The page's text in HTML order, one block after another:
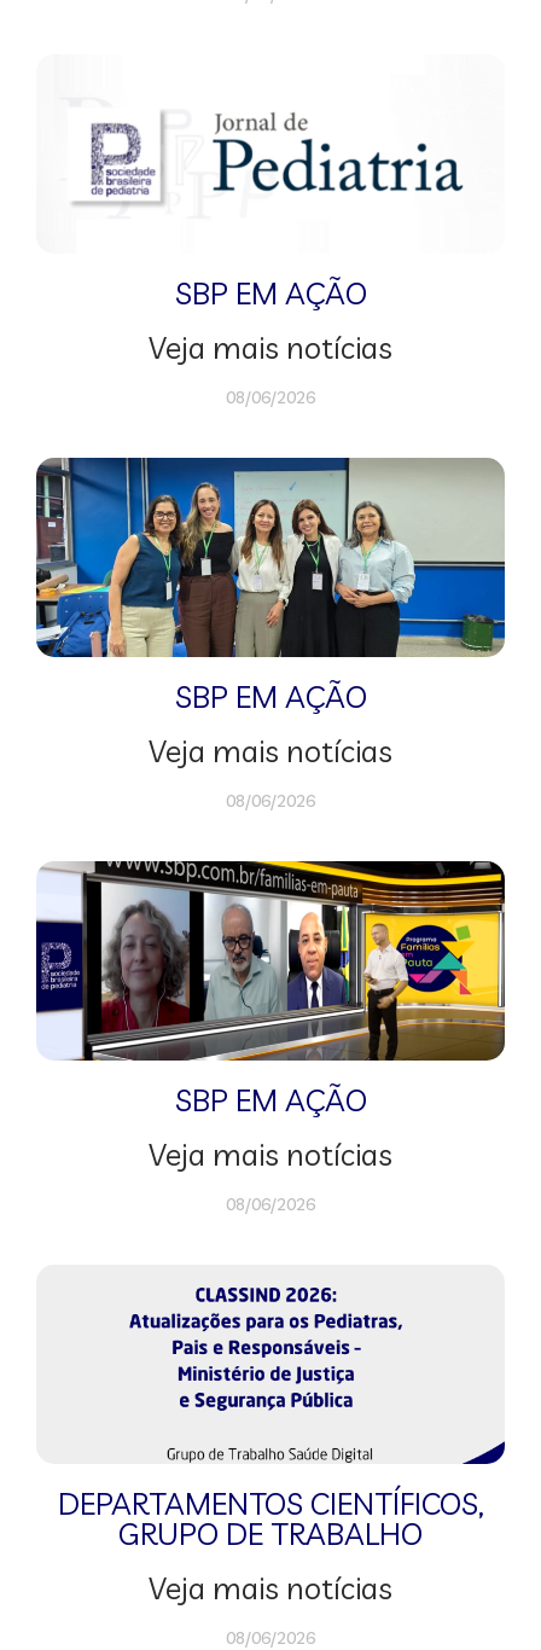
SBP EM AÇÃO
Veja mais notícias
08/06/2026
SBP EM AÇÃO
Veja mais notícias
08/06/2026
SBP EM AÇÃO
Veja mais notícias
08/06/2026
DEPARTAMENTOS CIENTÍFICOS,
GRUPO DE TRABALHO
Veja mais notícias
08/06/2026